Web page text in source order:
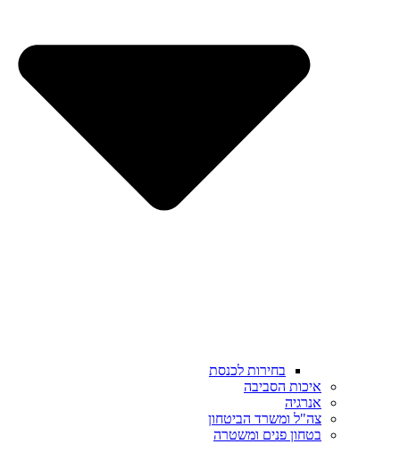
בחירות לכנסת
איכות הסביבה
אנרגיה
צה"ל ומשרד הביטחון
בטחון פנים ומשטרה